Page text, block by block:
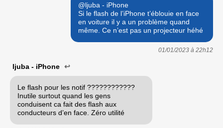
@ljuba - iPhone
Si le flash de l’iPhone t’éblouie en face
en voiture il y a un problème quand
même. Ce n’est pas un projecteur héhé
01/01/2023 à 22h12
ljuba - iPhone ↩
Le flash pour les notif ????????????
Inutile surtout quand les gens
conduisent ca fait des flash aux
conducteurs d’en face. Zéro utilité